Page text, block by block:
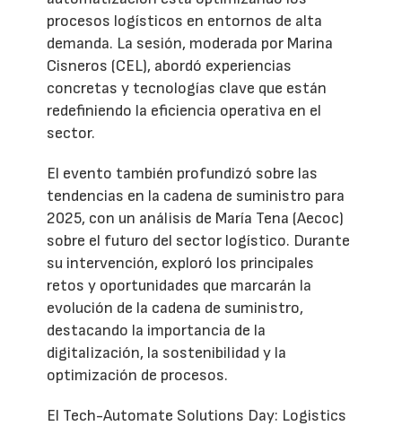
procesos logísticos en entornos de alta
demanda. La sesión, moderada por Marina
Cisneros (CEL), abordó experiencias
concretas y tecnologías clave que están
redefiniendo la eficiencia operativa en el
sector.
El evento también profundizó sobre las
tendencias en la cadena de suministro para
2025, con un análisis de María Tena (Aecoc)
sobre el futuro del sector logístico. Durante
su intervención, exploró los principales
retos y oportunidades que marcarán la
evolución de la cadena de suministro,
destacando la importancia de la
digitalización, la sostenibilidad y la
optimización de procesos.
El Tech-Automate Solutions Day: Logistics